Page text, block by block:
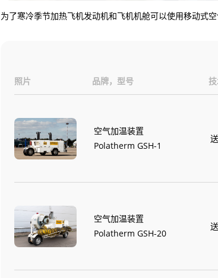
为了寒冷季节加热飞机发动机和飞机机舱可以使用移动式空
照片 品牌，型号
空气加温装置
Polatherm GSH-1
空气加温装置
Polatherm GSH-20